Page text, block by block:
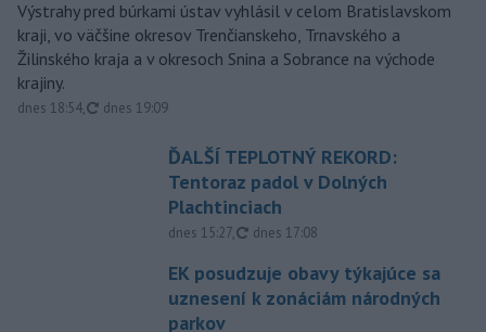
Výstrahy pred búrkami ústav vyhlásil v celom Bratislavskom
kraji, vo väčšine okresov Trenčianskeho, Trnavského a
Žilinského kraja a v okresoch Snina a Sobrance na východe
krajiny.
dnes 18:54, aktualizované
dnes 19:09
ĎALŠÍ TEPLOTNÝ REKORD:
Tentoraz padol v Dolných
Plachtinciach
dnes 15:27, aktualizované
dnes 17:08
EK posudzuje obavy týkajúce sa
uznesení k zonáciám národných
parkov